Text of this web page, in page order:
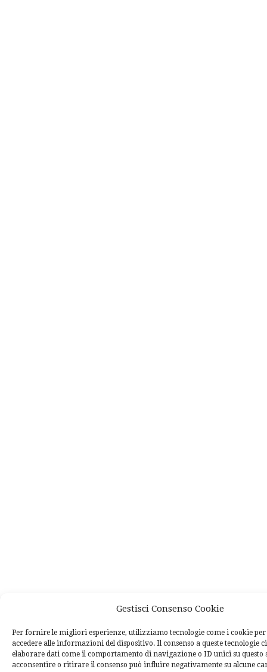
Gestisci Consenso Cookie
Per fornire le migliori esperienze, utilizziamo tecnologie come i cookie
accedere alle informazioni del dispositivo. Il consenso a queste tecnologie
elaborare dati come il comportamento di navigazione o ID unici su questo
acconsentire o ritirare il consenso può influire negativamente su alcune